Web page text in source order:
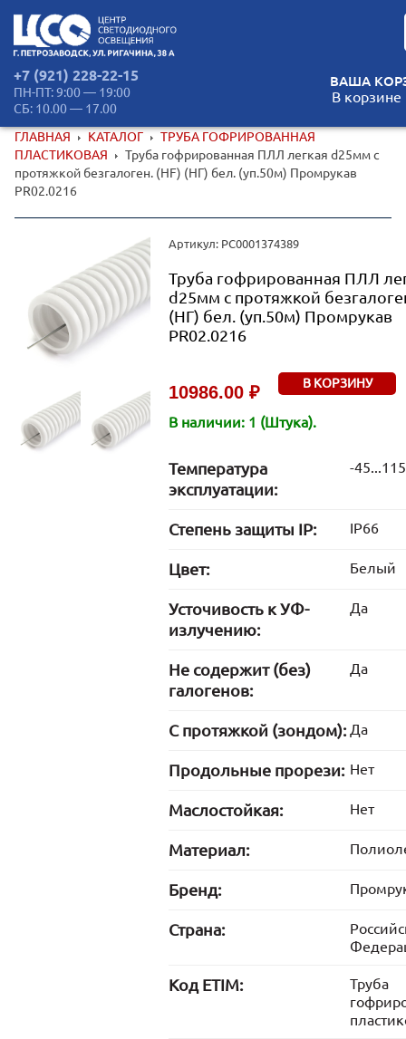
+7 (921) 228-22-15
ПН-ПТ: 9:00 — 19:00
СБ: 10.00 — 17.00
ВАША
В корзине
ГЛАВНАЯ КАТАЛОГ
ТРУБА ГОФРИРОВАННАЯ
ПЛАСТИКОВАЯ
Труба гофрированная ПЛЛ легкая d25мм с
протяжкой безгалоген. (HF) (НГ) бел. (уп.50м) Промрукав
PR02.0216
Артикул: РС0001374389
Труба гофрированная ПЛЛ
d25мм с протяжкой
(НГ) бел. (уп.50м) Промрукав
PR02.0216
10986.00 ₽ В КОРЗИНУ
В наличии: 1 (Штука).
Температура
эксплуатации:
-45...115
Степень защиты IP: IP66
Цвет: Белый
Усточивость к УФ-
излучению:
Да
Не содержит (без)
галогенов:
Да
С протяжкой (зондом): Да
Продольные прорези: Нет
Маслостойкая: Нет
Материал:
Бренд:
Страна:
Код ETIM:
Труба